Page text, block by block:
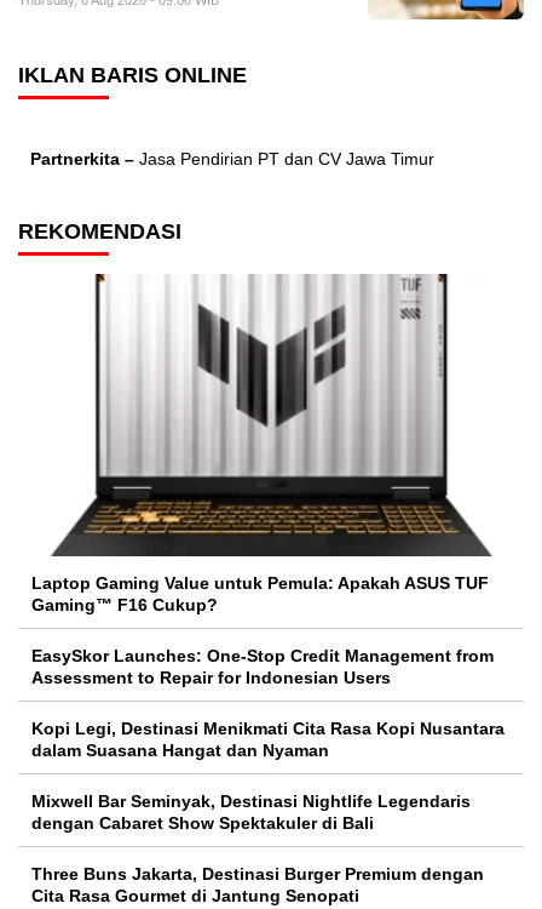
IKLAN BARIS ONLINE
Partnerkita – Jasa Pendirian PT dan CV Jawa Timur
REKOMENDASI
Laptop Gaming Value untuk Pemula: Apakah ASUS TUF
Gaming™ F16 Cukup?
EasySkor Launches: One-Stop Credit Management from
Assessment to Repair for Indonesian Users
Kopi Legi, Destinasi Menikmati Cita Rasa Kopi Nusantara
dalam Suasana Hangat dan Nyaman
Mixwell Bar Seminyak, Destinasi Nightlife Legendaris
dengan Cabaret Show Spektakuler di Bali
Three Buns Jakarta, Destinasi Burger Premium dengan
Cita Rasa Gourmet di Jantung Senopati